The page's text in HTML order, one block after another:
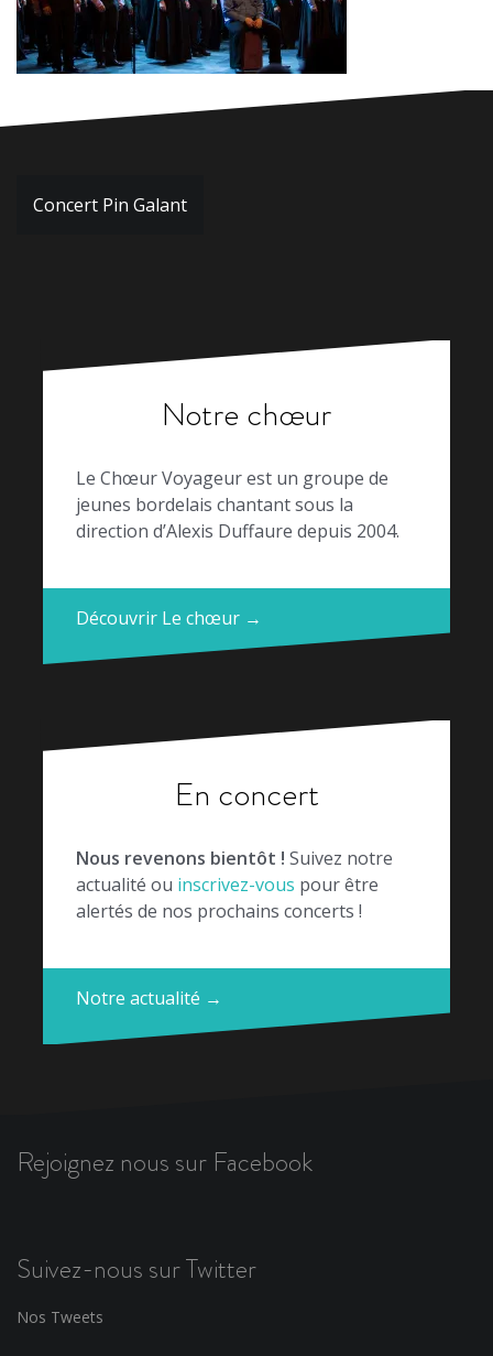
Navigation
Concert Pin Galant
Notre chœur
Le Chœur Voyageur est un groupe de
jeunes bordelais chantant sous la
direction d’Alexis Duffaure depuis 2004.
Découvrir Le chœur →
En concert
Nous revenons bientôt ! Suivez notre
actualité ou inscrivez-vous pour être
alertés de nos prochains concerts !
Notre actualité →
Rejoignez nous sur Facebook
Suivez-nous sur Twitter
Nos Tweets